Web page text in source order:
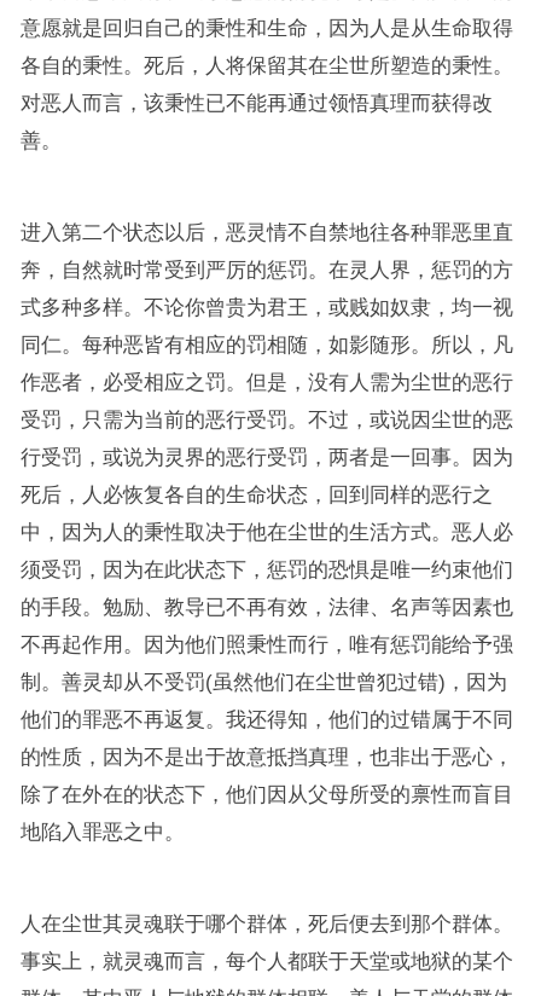
意愿就是回归自己的秉性和生命，因为人是从生命取得
各自的秉性。死后，人将保留其在尘世所塑造的秉性。
对恶人而言，该秉性已不能再通过领悟真理而获得改
善。
进入第二个状态以后，恶灵情不自禁地往各种罪恶里直
奔，自然就时常受到严厉的惩罚。在灵人界，惩罚的方
式多种多样。不论你曾贵为君王，或贱如奴隶，均一视
同仁。每种恶皆有相应的罚相随，如影随形。所以，凡
作恶者，必受相应之罚。但是，没有人需为尘世的恶行
受罚，只需为当前的恶行受罚。不过，或说因尘世的恶
行受罚，或说为灵界的恶行受罚，两者是一回事。因为
死后，人必恢复各自的生命状态，回到同样的恶行之
中，因为人的秉性取决于他在尘世的生活方式。恶人必
须受罚，因为在此状态下，惩罚的恐惧是唯一约束他们
的手段。勉励、教导已不再有效，法律、名声等因素也
不再起作用。因为他们照秉性而行，唯有惩罚能给予强
制。善灵却从不受罚(虽然他们在尘世曾犯过错)，因为
他们的罪恶不再返复。我还得知，他们的过错属于不同
的性质，因为不是出于故意抵挡真理，也非出于恶心，
除了在外在的状态下，他们因从父母所受的禀性而盲目
地陷入罪恶之中。
人在尘世其灵魂联于哪个群体，死后便去到那个群体。
事实上，就灵魂而言，每个人都联于天堂或地狱的某个